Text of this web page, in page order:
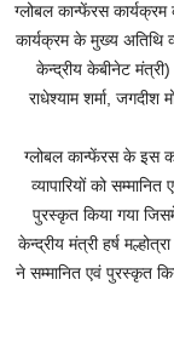
ग्लोबल कान्फेंरस
कार्यक्रम के मुख्य अतिथि
केन्द्रीय केबीनेट मंत्री)
राधेश्याम शर्मा, जगदीश
ग्लोबल कान्फेंरस के इस
व्यापारियों को
पुरस्कृत किया गया जिसमें
केन्द्रीय मंत्री हर्ष
ने सम्मानित एवं पुरस्कृत